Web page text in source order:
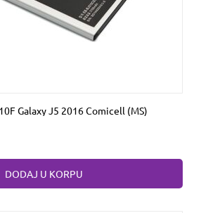
Galaxy J5 2016 Comicell (MS)
DODAJ U KORPU